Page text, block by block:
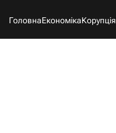
ГоловнаЕкономікаКорупція